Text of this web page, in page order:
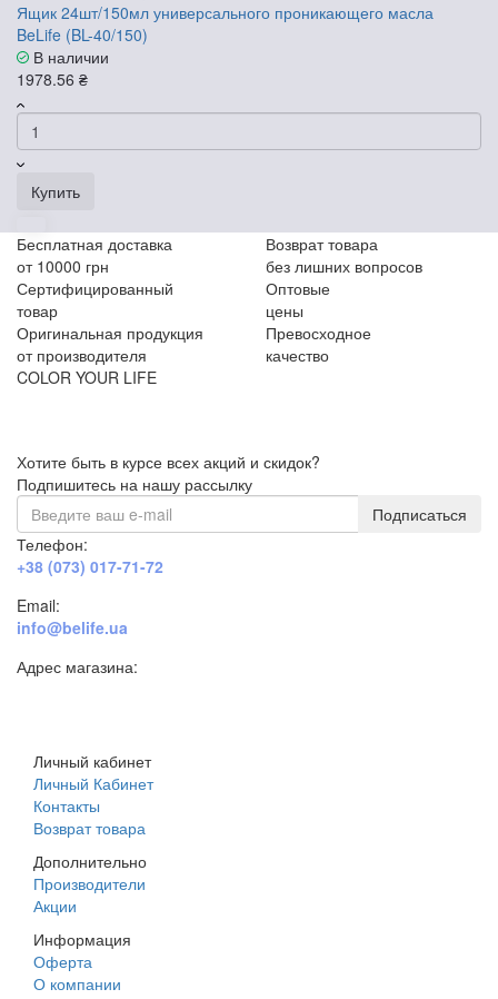
Ящик 24шт/150мл универсального проникающего масла
BeLife (BL-40/150)
В наличии
1978.56 ₴
Купить
Бесплатная доставка
от 10000 грн
Возврат товара
без лишних вопросов
Сертифицированный
товар
Оптовые
цены
Оригинальная продукция
от производителя
Превосходное
качество
COLOR YOUR LIFE
Хотите быть в курсе всех акций и скидок?
Подпишитесь на нашу рассылку
Подписаться
Телефон:
+38 (073) 017-71-72
Email:
info@belife.ua
Адрес магазина:
Личный кабинет
Личный Кабинет
Контакты
Возврат товара
Дополнительно
Производители
Акции
Информация
Оферта
О компании